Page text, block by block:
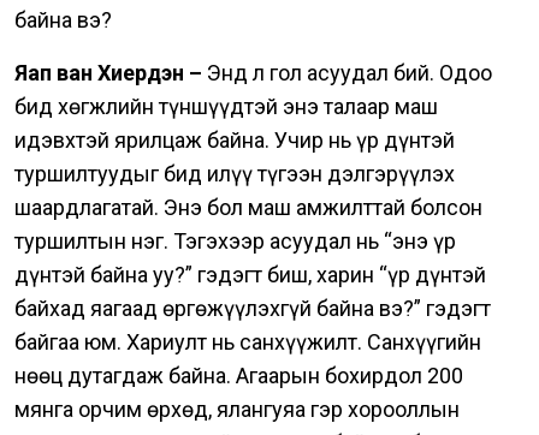
байна вэ?
Яап ван Хиердэн – Энд л гол асуудал бий. Одоо
бид хөгжлийн түншүүдтэй энэ талаар маш
идэвхтэй ярилцаж байна. Учир нь үр дүнтэй
туршилтуудыг бид илүү түгээн дэлгэрүүлэх
шаардлагатай. Энэ бол маш амжилттай болсон
туршилтын нэг. Тэгэхээр асуудал нь “энэ үр
дүнтэй байна уу?” гэдэгт биш, харин “үр дүнтэй
байхад яагаад өргөжүүлэхгүй байна вэ?” гэдэгт
байгаа юм. Хариулт нь санхүүжилт. Санхүүгийн
нөөц дутагдаж байна. Агаарын бохирдол 200
мянга орчим өрхөд, ялангуяа гэр хорооллын